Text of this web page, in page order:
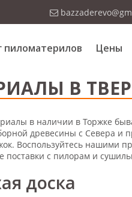
пиломатерилов Цены
В
в наличии в Торжке
древесины с Севера и
Воспользуйтесь нашими
поставки с пилорам и
доска